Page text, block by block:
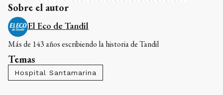
Sobre el autor
El Eco de Tandil
Más de 143 años escribiendo la historia de Tandil
Temas
Hospital Santamarina